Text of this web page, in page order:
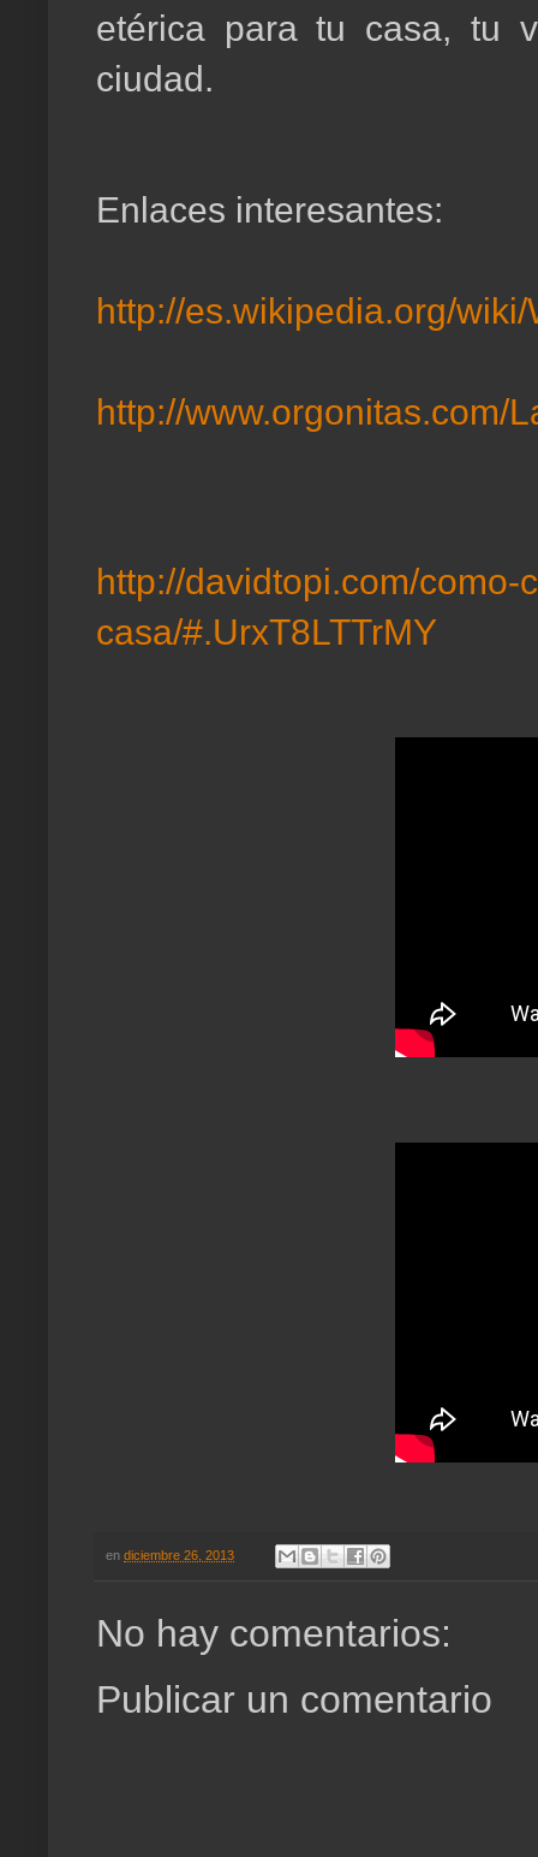
etérica para tu casa, tu
ciudad.
Enlaces interesantes:
http://es.wikipedia.org/
http://www.orgonitas.com/
http://davidtopi.com/como-
casa/#.UrxT8LTTrMY
en diciembre 26, 2013
No hay comentarios:
Publicar un comentario